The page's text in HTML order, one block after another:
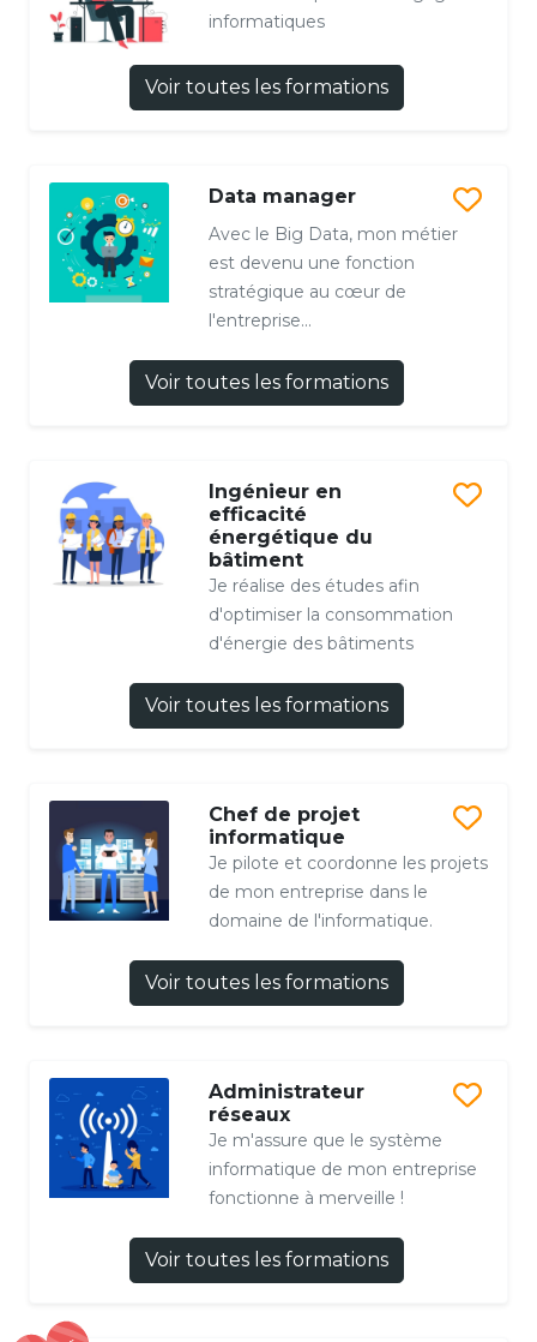
informatiques
Voir toutes les formations
Data manager
Avec le Big Data, mon métier
est devenu une fonction
stratégique au cœur de
l'entreprise...
Voir toutes les formations
Ingénieur en
efficacité
énergétique du
bâtiment
Je réalise des études afin
d'optimiser la consommation
d'énergie des bâtiments
Voir toutes les formations
Chef de projet
informatique
Je pilote et coordonne les projets
de mon entreprise dans le
domaine de l'informatique.
Voir toutes les formations
Administrateur
réseaux
Je m'assure que le système
informatique de mon entreprise
fonctionne à merveille !
Voir toutes les formations